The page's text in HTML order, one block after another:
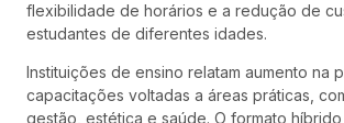
flexibilidade de horários e a redução de
estudantes de diferentes idades.
Instituições de ensino relatam aumento na
capacitações voltadas a áreas práticas,
gestão, estética e saúde. O formato